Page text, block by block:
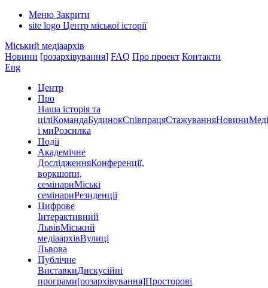
Меню Закрити
site logo Центр міської історії
Міський медіаархів
Новини [розархівування] FAQ Про проект Контакти
Eng
Центр
Про
Наша історія та
ціліКомандаБудинокСпівпрацяСтажуванняНовини
і миРозсилка
Події
Академічне
ДослідженняКонференції,
воркшопи,
семінариМіські
семінариРезиденції
Цифрове
Інтерактивний
ЛьвівМіський
медіаархівВулиці
Львова
Публічне
ВиставкиДискусійні
програми[розархівування]Просторові